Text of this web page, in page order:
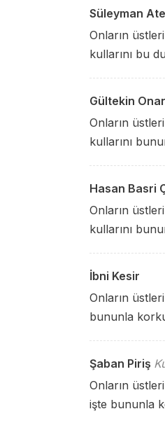
Süleyman
Onların
kullarını bu
Gültekin
Onların
kullarını
Hasan Basri
Onların
kullarını
İbni Kesir
Onların
bununla
Şaban Piriş
Onların
işte bununla